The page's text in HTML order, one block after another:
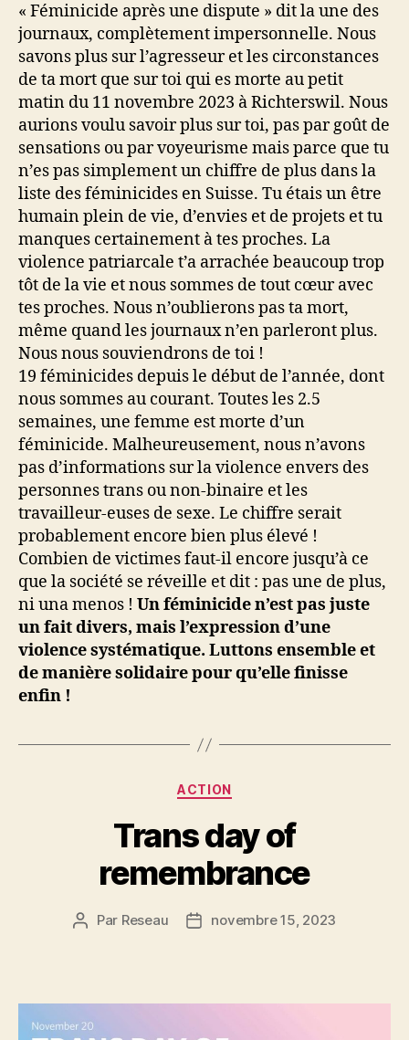
« Féminicide après une dispute » dit la une des
journaux, complètement impersonnelle. Nous
savons plus sur l’agresseur et les circonstances
de ta mort que sur toi qui es morte au petit
matin du 11 novembre 2023 à Richterswil. Nous
aurions voulu savoir plus sur toi, pas par goût de
sensations ou par voyeurisme mais parce que tu
n’es pas simplement un chiffre de plus dans la
liste des féminicides en Suisse. Tu étais un être
humain plein de vie, d’envies et de projets et tu
manques certainement à tes proches. La
violence patriarcale t’a arrachée beaucoup trop
tôt de la vie et nous sommes de tout cœur avec
tes proches. Nous n’oublierons pas ta mort,
même quand les journaux n’en parleront plus.
Nous nous souviendrons de toi !
19 féminicides depuis le début de l’année, dont
nous sommes au courant. Toutes les 2.5
semaines, une femme est morte d’un
féminicide. Malheureusement, nous n’avons
pas d’informations sur la violence envers des
personnes trans ou non-binaire et les
travailleur-euses de sexe. Le chiffre serait
probablement encore bien plus élevé !
Combien de victimes faut-il encore jusqu’à ce
que la société se réveille et dit : pas une de plus,
ni una menos ! Un féminicide n’est pas juste
un fait divers, mais l’expression d’une
violence systématique. Luttons ensemble et
de manière solidaire pour qu’elle finisse
enfin !
Catégories
ACTION
Trans day of
remembrance
Auteur
Par Reseau
Datenovembre 15, 2023